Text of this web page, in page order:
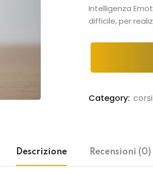
Intelligenza
difficile, per
Category: corsi
Descrizione Recensioni (0)
Remember me Lost your